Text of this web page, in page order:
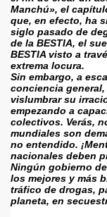
Manchú», el
que, en efecto, ha
siglo pasado de
de la BESTIA, el
BESTIA visto a
extrema locura.
Sin embargo, a
conciencia
vislumbrar su
empezando a
colectivos. Verás,
mundiales son
no entendido.
nacionales deben
Ningún gobierno
los mejores y más
tráfico de drogas,
planeta, en